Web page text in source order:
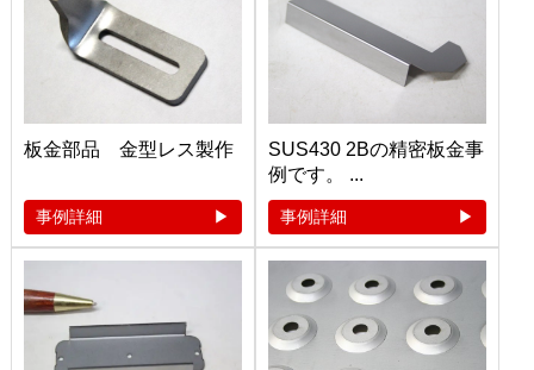
板金部品 金型レス製作
事例詳細
SUS430 2Bの精密板金事
例です。 ...
事例詳細